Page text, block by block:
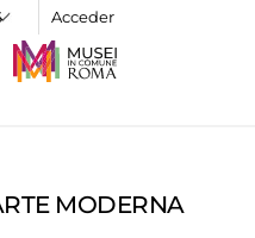
Acceder
MODERNA